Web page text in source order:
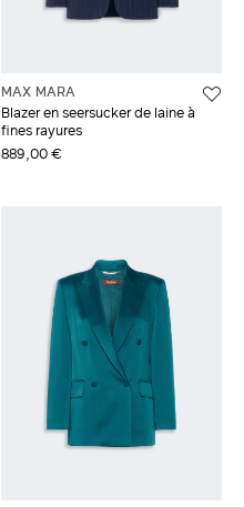
MAX MARA
Blazer en seersucker de laine à
fines rayures
889,00 €